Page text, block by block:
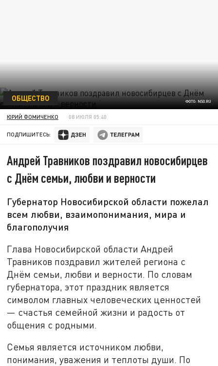
ФОТО: NSO.RU
ОБЩЕСТВО
ЮРИЙ ФОМИЧЕНКО 08 ИЮЛЯ 05:40
ПОДПИШИТЕСЬ:
Андрей Травников поздравил новосибирцев
с Днём семьи, любви и верности
Губернатор Новосибирской области пожелал
всем любви, взаимопонимания, мира и
благополучия
Глава Новосибирской области Андрей
Травников поздравил жителей региона с
Днём семьи, любви и верности. По словам
губернатора, этот праздник является
символом главных человеческих ценностей
— счастья семейной жизни и радость от
общения с родными.
Семья является источником любви,
понимания, уважения и теплоты души. По